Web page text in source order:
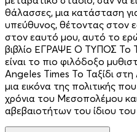
θάλασσες, μια κατάσταση
υπεύθυνος, θέτοντας στον
στον εαυτό μου, αυτό το
βιβλίο ΕΓΡΑΨΕ Ο ΤΥΠΟΣ To
είναι το πιο φιλόδοξο
Angeles Times To Ταξίδι
μια εικόνα της πολιτικής
χρόνια του Μεσοπολέμου
αβεβαιοτήτων του ίδιου